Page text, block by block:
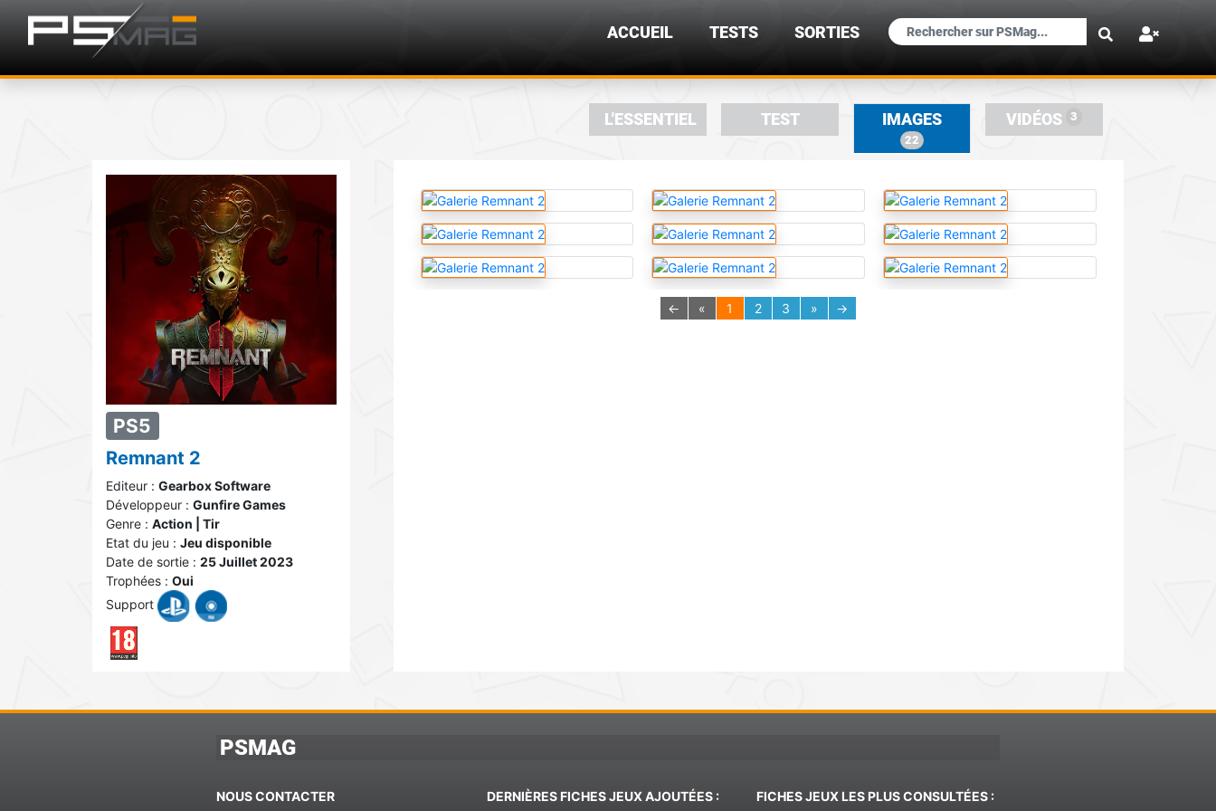
×
ACCUEIL TESTS SORTIES
L'ESSENTIEL TEST IMAGES
22
VIDÉOS 3
PS5
Remnant 2
Editeur : Gearbox Software
Développeur : Gunfire Games
Genre : Action | Tir
Etat du jeu : Jeu disponible
Date de sortie : 25 Juillet 2023
Trophées : Oui
Support
← « 1 2 3 » →
PSMAG
NOUS CONTACTER DERNIÈRES FICHES JEUX AJOUTÉES : FICHES JEUX LES PLUS CONSULTÉES :